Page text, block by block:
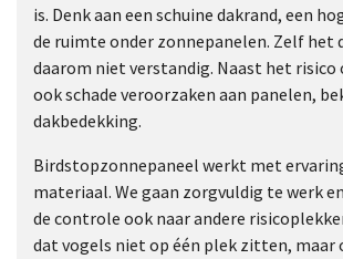
is. Denk aan een schuine dakrand, een
de ruimte onder zonnepanelen. Zelf het
daarom niet verstandig. Naast het risico
ook schade veroorzaken aan panelen,
dakbedekking.
Birdstopzonnepaneel werkt met
materiaal. We gaan zorgvuldig te werk
de controle ook naar andere
dat vogels niet op één plek zitten, maar